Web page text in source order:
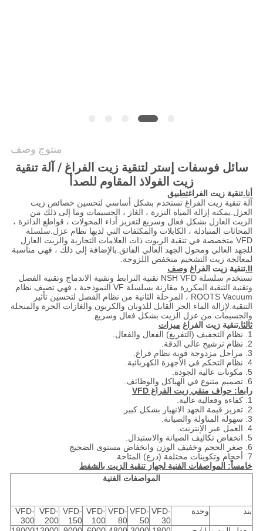
منتوج وصف
سائل فوسفات إستر لتنقية زيت الفراغ / آلة تنقية
زيت الفولاذ المقاوم للصدأ
أنا.تنقية زيت الفراغتطبيق
آلة تنقية زيت الفراغ تستخدم بشكل أساسي لتحسين خصائص زيت
العزل.يمكنه إزالة المياه النزرة ، الغاز ، الجسيمات وما إلى ذلك من
الزيت العازل بشكل فعال وسريع لتعزيز أداء المحولات ، قواطع الدائرة ،
المحاثات المتبادلة ، الكابلات والمكثفات التي لديها نظام عزل.سلسلة
VFD متخصصة في تنقية الزيوت ذات العلامات التجارية والزيت العازل
للجهد العالي ومحول الجهد العالي الفائق.بالإضافة إلى ذلك ، فهي مناسبة
لمعالجة زيت التشحيم منخفض اللزوجة.
II. تنقية زيت الفراغ وصف
تستخدم سلسلة NSH VFD تقنية الترابط وتقنية الاندماج وتقنية الفصل
وتقنية التنقية المكررة مقارنة بسلسلة VF النموذجية ، فهي تضيف نظام
ROOTS Vacuum ، المرحلة الثانية من نظام الفصل لتحسين تأثير
التنقية.لإزالة الماء الحر القابل للذوبان والكربون والغازات الحرة والمنحلة
والجسيمات من عزل الزيت بشكل فعال وسريع.
ثالثا.تنقية زيت الفراغ ميزات
1. نظام التجفيف (التفريغ) الفعال والفعال.
2. نظام ترشيح عالي الدقة.
3. مراحل مزدوجة قوية نظام فراغ.
4. نظام التحكم في الأجهزة الكهربائية.
5. مكونات عالية الجودة.
6. تصميم متنوع في الهياكل والوظائف.
رابعا: حواف منقي زيت الفراغ VFD
1. كفاءة وفعالية عالية.
2. تعزيز قيمة الجهد الانهيار بشكل كبير.
3. سهولة المناولة والصيانة.
4. العمل عبر الإنترنت.
5. انخفاض تكاليف الصيانة والاستبدال.
6. صغر الحجم وخفيف الوزن وانخفاض مستوى الضجيج
7. أحجام وتكوينات مختلفة (درع) المتاحة.
خامساً: المواصفات الفنية لجهاز تنقية الزيت بالشفط
المواصفات الفنية
بند وحدة
VFD-
30
VFD-
50
VFD-
80
VFD-
100
VFD-
150
VFD-
200
VFD-
300